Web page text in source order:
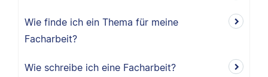
Wie finde ich ein Thema für meine
Facharbeit?
Wie schreibe ich eine Facharbeit?